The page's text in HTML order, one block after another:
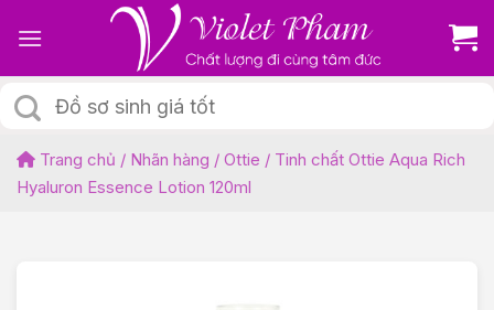
Tìm
kiếm:
Trang chủ / Nhãn hàng / Ottie / Tinh chất Ottie Aqua Rich
Hyaluron Essence Lotion 120ml